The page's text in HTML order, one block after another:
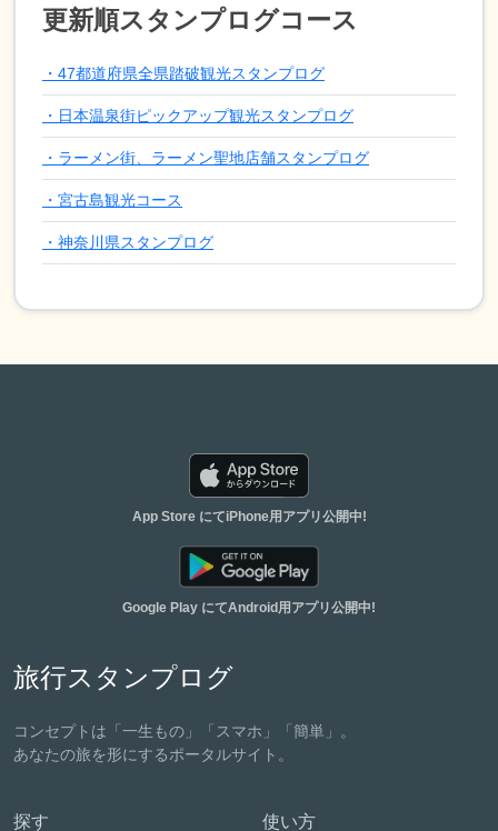
更新順スタンプログコース
・47都道府県全県踏破観光スタンプログ
・日本温泉街ピックアップ観光スタンプログ
・ラーメン街、ラーメン聖地店舗スタンプログ
・宮古島観光コース
・神奈川県スタンプログ
App Store にてiPhone用アプリ公開中!
Google Play にてAndroid用アプリ公開中!
旅行スタンプログ
コンセプトは「一生もの」「スマホ」「簡単」。
あなたの旅を形にするポータルサイト。
探す 使い方